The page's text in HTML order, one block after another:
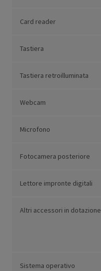
Card reader
Tastiera
Tastiera retroilluminata
Webcam
Microfono
Fotocamera posteriore
Lettore impronte digitali
Altri accessori in dotazione
Sistema operativo